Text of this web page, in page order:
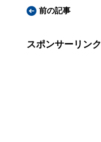
前の記事
スポンサーリンク